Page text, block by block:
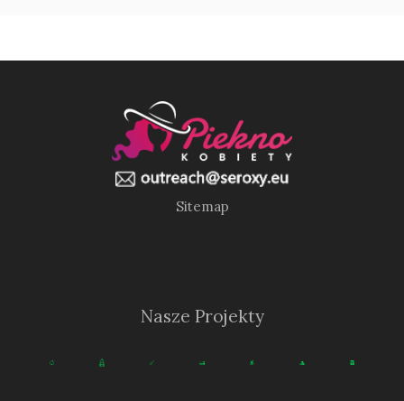
Sitemap
Nasze Projekty